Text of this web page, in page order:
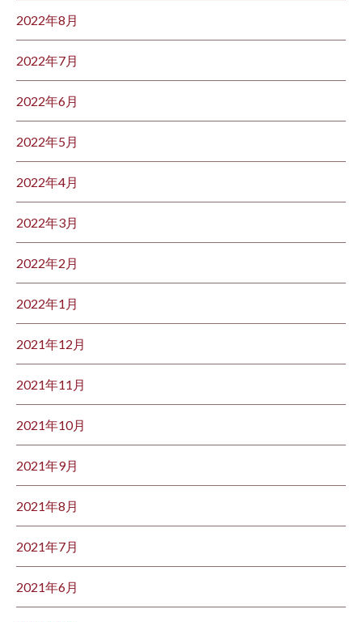
2022年8月
2022年7月
2022年6月
2022年5月
2022年4月
2022年3月
2022年2月
2022年1月
2021年12月
2021年11月
2021年10月
2021年9月
2021年8月
2021年7月
2021年6月